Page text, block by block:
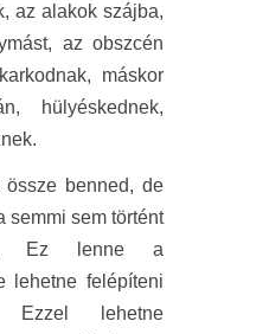
az alakok szájba,
az obszcén
máskor
hülyéskednek,
össze benned, de
semmi sem történt
Ez lenne a
lehetne felépíteni
Ezzel lehetne